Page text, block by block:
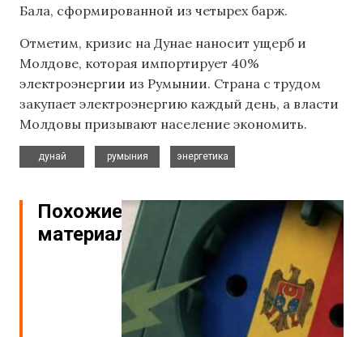
Бала, сформированной из четырех барж.
Отметим, кризис на Дунае наносит ущерб и
Молдове, которая импортирует 40%
электроэнергии из Румынии. Страна с трудом
закупает электроэнергию каждый день, а власти
Молдовы призывают население экономить.
дунай
румыния
энергетика
Похожие
материалы